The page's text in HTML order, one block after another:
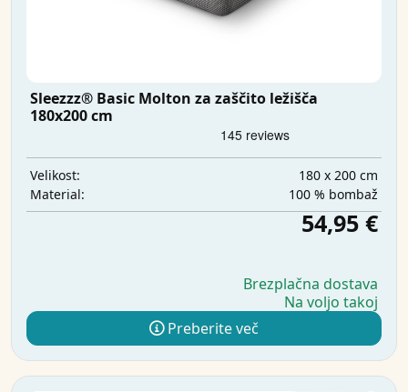
Sleezzz® Basic Molton za zaščito ležišča
180x200 cm
Velikost:
180 x 200 cm
Material:
100 % bombaž
54,95 €
Brezplačna dostava
Na voljo takoj
Preberite več